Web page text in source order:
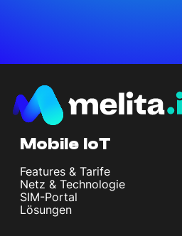
Mobile IoT
Features & Tarife
Netz & Technologie
SIM-Portal
Lösungen